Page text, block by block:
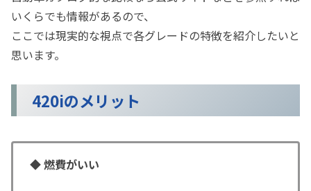
いくらでも情報があるので、
ここでは現実的な視点で各グレードの特徴を紹介したいと
思います。
420iのメリット
◆燃費がいい